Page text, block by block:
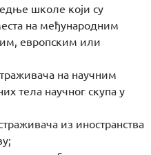
школе који су
на међународним
европским или
на научним
тела научног скупа у
из иностранства